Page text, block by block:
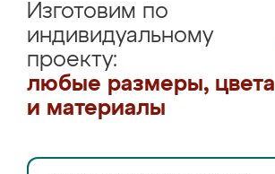
Изготовим по
индивидуальному
проекту:
любые размеры, цвета
и материалы